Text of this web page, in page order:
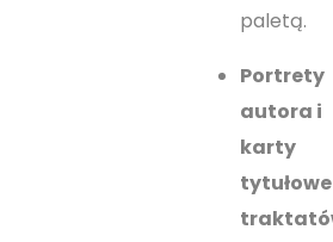
paletą.
Portrety
autora i
karty
tytułowe